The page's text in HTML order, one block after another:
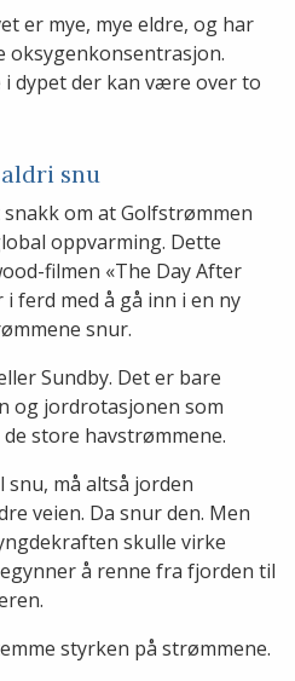
er mye, mye eldre, og har
oksygenkonsentrasjon.
i dypet der kan være over to
snu
om at Golfstrømmen
oppvarming. Dette
filmen «The Day After
ferd med å gå inn i en ny
snur.
Sundby. Det er bare
og jordrotasjonen som
store havstrømmene.
snu, må altså jorden
veien. Da snur den. Men
skulle virke
å renne fra fjorden til
styrken på strømmene.